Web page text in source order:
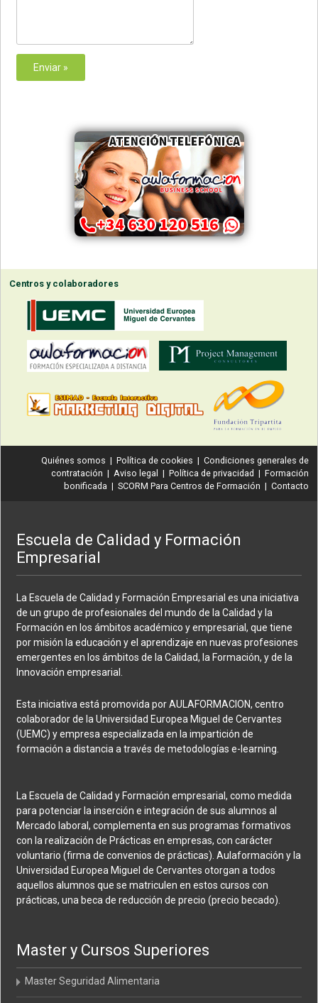
Centros y colaboradores
Quiénes somos | Política de cookies | Condiciones generales de
contratación | Aviso legal | Política de privacidad | Formación
bonificada | SCORM Para Centros de Formación | Contacto
Escuela de Calidad y Formación
Empresarial
La Escuela de Calidad y Formación Empresarial es una iniciativa
de un grupo de profesionales del mundo de la Calidad y la
Formación en los ámbitos académico y empresarial, que tiene
por misión la educación y el aprendizaje en nuevas profesiones
emergentes en los ámbitos de la Calidad, la Formación, y de la
Innovación empresarial.
Esta iniciativa está promovida por AULAFORMACION, centro
colaborador de la Universidad Europea Miguel de Cervantes
(UEMC) y empresa especializada en la impartición de
formación a distancia a través de metodologías e-learning.
La Escuela de Calidad y Formación empresarial, como medida
para potenciar la inserción e integración de sus alumnos al
Mercado laboral, complementa en sus programas formativos
con la realización de Prácticas en empresas, con carácter
voluntario (firma de convenios de prácticas). Aulaformación y la
Universidad Europea Miguel de Cervantes otorgan a todos
aquellos alumnos que se matriculen en estos cursos con
prácticas, una beca de reducción de precio (precio becado).
Master y Cursos Superiores
Master Seguridad Alimentaria